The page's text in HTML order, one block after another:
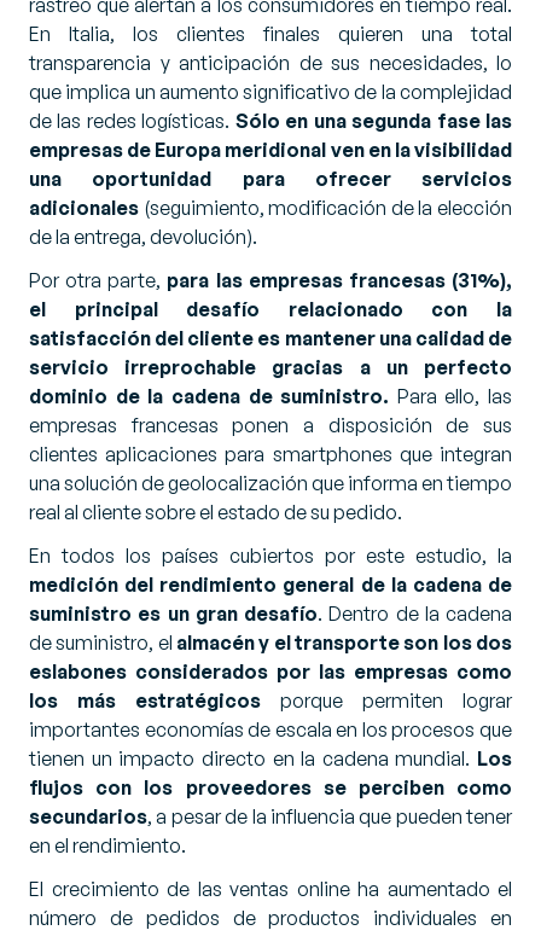
En Italia, los clientes finales quieren una total
transparencia y anticipación de sus necesidades, lo
que implica un aumento significativo de la complejidad
de las redes logísticas. Sólo en una segunda fase las
empresas de Europa meridional ven en la visibilidad
una oportunidad para ofrecer servicios
adicionales (seguimiento, modificación de la elección
de la entrega, devolución).
Por otra parte, para las empresas francesas (31%),
el principal desafío relacionado con la
satisfacción del cliente es mantener una calidad de
servicio irreprochable gracias a un perfecto
dominio de la cadena de suministro. Para ello, las
empresas francesas ponen a disposición de sus
clientes aplicaciones para smartphones que integran
una solución de geolocalización que informa en tiempo
real al cliente sobre el estado de su pedido.
En todos los países cubiertos por este estudio, la
medición del rendimiento general de la cadena de
suministro es un gran desafío. Dentro de la cadena
de suministro, el almacén y el transporte son los dos
eslabones considerados por las empresas como
los más estratégicos porque permiten lograr
importantes economías de escala en los procesos que
tienen un impacto directo en la cadena mundial. Los
flujos con los proveedores se perciben como
secundarios, a pesar de la influencia que pueden tener
en el rendimiento.
El crecimiento de las ventas online ha aumentado el
número de pedidos de productos individuales en